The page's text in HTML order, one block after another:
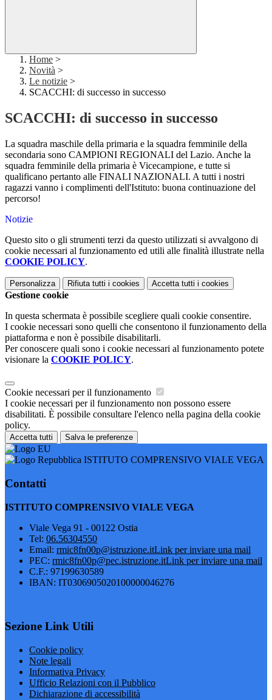
Home >
Novità >
Le notizie >
SCACCHI: di successo in successo
SCACCHI: di successo in successo
La squadra maschile della primaria e la squadra femminile della
secondaria sono CAMPIONI REGIONALI del Lazio. Anche la
squadra femminile della primaria è Vicecampione, e tutte si
qualificano pertanto alle FINALI NAZIONALI. A tutti i nostri
ragazzi vanno i complimenti dell'Istituto: buona continuazione del
percorso!
Notizie
Questo sito o gli strumenti terzi da questo utilizzati si avvalgono di
cookie necessari al funzionamento ed utili alle finalità illustrate nella
COOKIE POLICY.
Personalizza Rifiuta tutti i cookies Accetta tutti i cookies
Gestione cookie
In questa schermata è possibile scegliere quali cookie consentire.
I cookie necessari sono quelli che consentono il funzionamento della
piattaforma e non è possibile disabilitarli.
Per conoscere quali sono i cookie necessari al funzionamento potete
visionare la COOKIE POLICY.
Cookie necessari per il funzionamento
I cookie necessari per il funzionamento non possono essere
disabilitati. È possibile consultare l'elenco nella pagina della cookie
policy.
Accetta tutti Salva le preferenze
ISTITUTO COMPRENSIVO VIALE VEGA
Contatti
ISTITUTO COMPRENSIVO VIALE VEGA
Viale Vega 91 - 00122 Ostia
Tel: 06.56304550
Email: rmic8fn00p@istruzione.itLink per inviare una mail
PEC: rmic8fn00p@pec.istruzione.itLink per inviare una mail
C.F.: 97199630589
IBAN: IT0306905020100000046276
Sezione Link Utili
Cookie policy
Note legali
Informativa Privacy
Ufficio Relazioni con il Pubblico
Dichiarazione di accessibilità